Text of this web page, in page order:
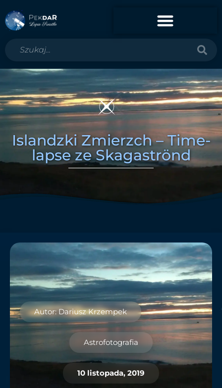
Islandzki Zmierzch – Time-
lapse ze Skagaströnd
Autor: Dariusz Krzempek
Astrofotografia
10 listopada, 2019